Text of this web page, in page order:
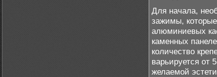
Для начала,
зажимы,
алюминиевых
каменных
количество
варьируется от
желаемой